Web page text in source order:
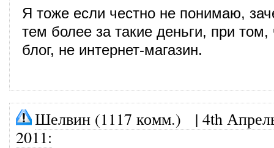
Я тоже если честно не понимаю,
тем более за такие деньги, при
блог, не интернет-магазин.
Шелвин (1117 комм.) | 4th
2011: